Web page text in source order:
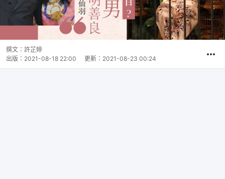
撰文： 許芷婷
出版： 2021-08-18 22:00 更新： 2021-08-23 00:24